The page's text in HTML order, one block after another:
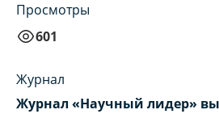
Просмотры
601
Журнал
Журнал «Научный лидер»